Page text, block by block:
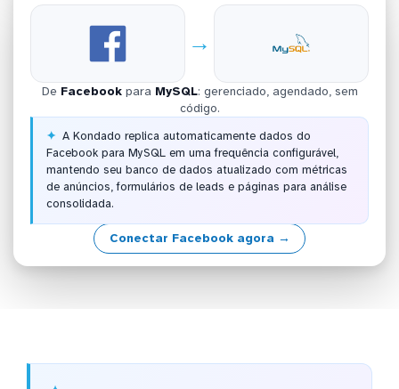
→
De Facebookpara MySQL: gerenciado, agendado, sem
código.
A Kondado replica automaticamente dados do
Facebook para MySQL em uma frequência configurável,
mantendo seu banco de dados atualizado com métricas
de anúncios, formulários de leads e páginas para análise
consolidada.
Conectar Facebook agora →